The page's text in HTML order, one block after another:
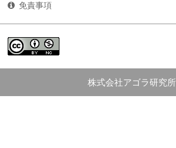
免責事項
株式会社アゴラ研究所